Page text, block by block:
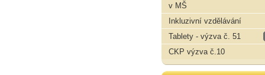
v MŠ
Inkluzivní vzdělávání
Tablety - výzva č. 51
CKP výzva č.10